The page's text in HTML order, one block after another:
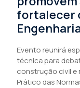
fortalecer
Evento reunirá
técnica para
construção civil e
Prático das